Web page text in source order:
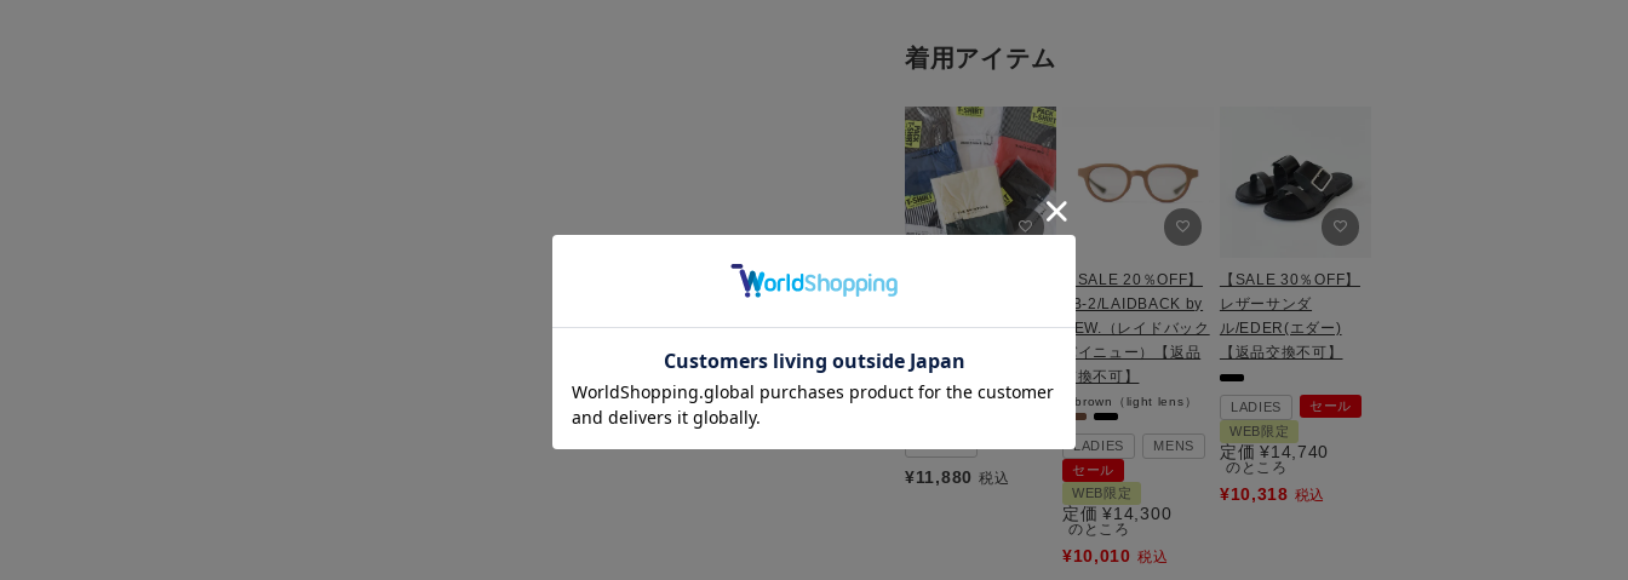
着用アイテム
ツ/20SMSCU66/THE
SHINZONE（シンゾ
ーン）
¥11,880 税込
【SALE 20％OFF】
LB-2/LAIDBACK by
NEW.（レイドバック
バイニュー）【返品
交換不可】
brown（light lens）
LADIES
MENS
セール
WEB限定
定価 ¥14,300
のところ
¥10,010 税込
【SALE 30％OFF】
レザーサンダ
ル/EDER(エダー)
【返品交換不可】
LADIES
セール
WEB限定
定価 ¥14,740
のところ
¥10,318 税込